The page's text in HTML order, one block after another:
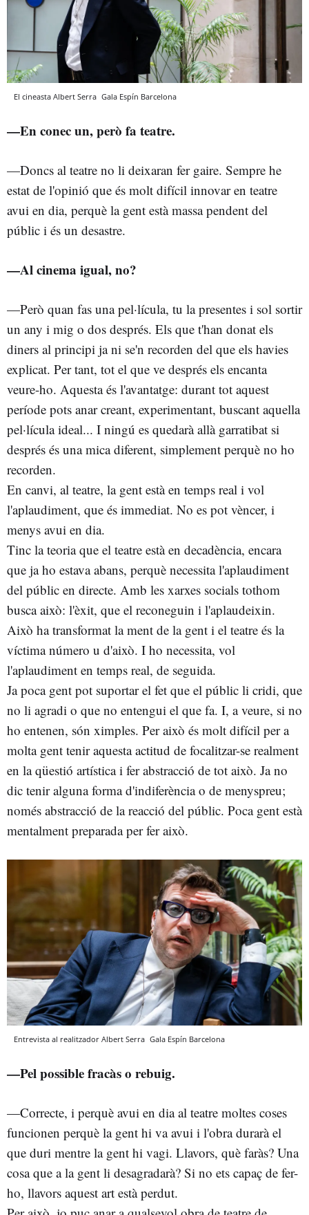
El cineasta Albert Serra Gala Espín Barcelona
—En conec un, però fa teatre.
—Doncs al teatre no li deixaran fer gaire. Sempre he
estat de l'opinió que és molt difícil innovar en teatre
avui en dia, perquè la gent està massa pendent del
públic i és un desastre.
—Al cinema igual, no?
—Però quan fas una pel·lícula, tu la presentes i sol sortir
un any i mig o dos després. Els que t'han donat els
diners al principi ja ni se'n recorden del que els havies
explicat. Per tant, tot el que ve després els encanta
veure-ho. Aquesta és l'avantatge: durant tot aquest
període pots anar creant, experimentant, buscant aquella
pel·lícula ideal... I ningú es quedarà allà garratibat si
després és una mica diferent, simplement perquè no ho
recorden.
En canvi, al teatre, la gent està en temps real i vol
l'aplaudiment, que és immediat. No es pot vèncer, i
menys avui en dia.
Tinc la teoria que el teatre està en decadència, encara
que ja ho estava abans, perquè necessita l'aplaudiment
del públic en directe. Amb les xarxes socials tothom
busca això: l'èxit, que el reconeguin i l'aplaudeixin.
Això ha transformat la ment de la gent i el teatre és la
víctima número u d'això. I ho necessita, vol
l'aplaudiment en temps real, de seguida.
Ja poca gent pot suportar el fet que el públic li cridi, que
no li agradi o que no entengui el que fa. I, a veure, si no
ho entenen, són ximples. Per això és molt difícil per a
molta gent tenir aquesta actitud de focalitzar-se realment
en la qüestió artística i fer abstracció de tot això. Ja no
dic tenir alguna forma d'indiferència o de menyspreu;
només abstracció de la reacció del públic. Poca gent està
mentalment preparada per fer això.
Entrevista al realitzador Albert Serra Gala Espín Barcelona
—Pel possible fracàs o rebuig.
—Correcte, i perquè avui en dia al teatre moltes coses
funcionen perquè la gent hi va avui i l'obra durarà el
que duri mentre la gent hi vagi. Llavors, què faràs? Una
cosa que a la gent li desagradarà? Si no ets capaç de fer-
ho, llavors aquest art està perdut.